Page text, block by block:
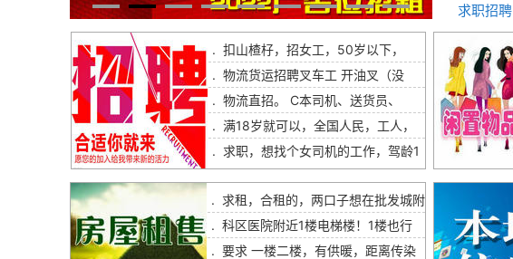
求职招聘
. 扣山楂杍，招女工，50岁以下，
. 物流货运招聘叉车工 开油叉（没
. 物流直招。 C本司机、送货员、
. 满18岁就可以，全国人民，工人，
. 求职，想找个女司机的工作，驾龄1
. 求租，合租的，两口子想在批发城附
. 科区医院附近1楼电梯楼！1楼也行
. 要求 一楼二楼，有供暖，距离传染